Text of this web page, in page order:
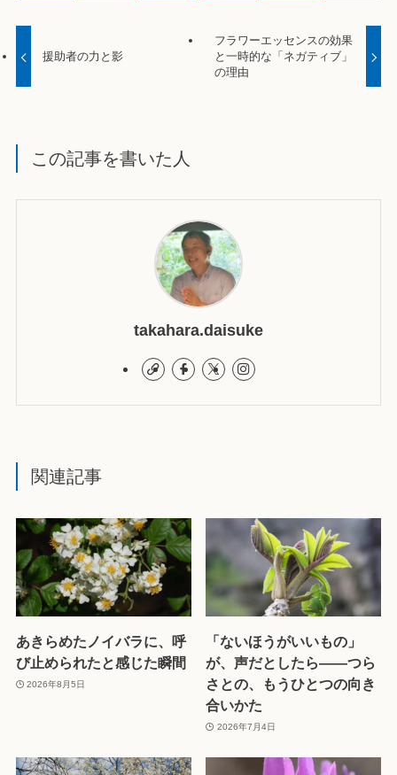
援助者の力と影
フラワーエッセンスの効果
と一時的な「ネガティブ」
の理由
この記事を書いた人
takahara.daisuke
関連記事
あきらめたノイバラに、呼
び止められたと感じた瞬間
2026年8月5日
「ないほうがいいもの」
が、声だとしたら——つら
さとの、もうひとつの向き
合いかた
2026年7月4日